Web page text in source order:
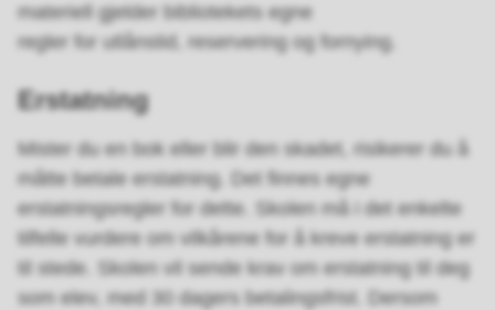
materiell gjelder bibliotekets egne
regler for utlånstid, reservering og fornying.
Erstatning
Mister du en bok eller blir den skadet, risikerer du å
måtte betale erstatning. Det finnes egne
erstatningsregler for dette. Skolen må i det enkelte
tilfelle vurdere om vilkårene for å kreve erstatning er
til stede. Skolen vil sende krav om erstatning til deg
som elev, med 30 dagers betalingsfrist. Dersom